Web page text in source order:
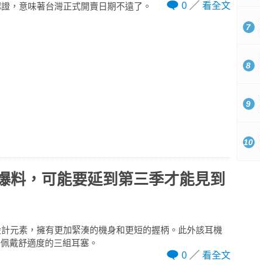
，意味著台灣正式開賣日期不遠了。 0 看全文
，可能要延到第三季才能見到
元素，擁有更加緊湊的機身和更短的握柄。此外該耳機
戴舒適度的三組耳塞。
0
看全文
7
8
9
10